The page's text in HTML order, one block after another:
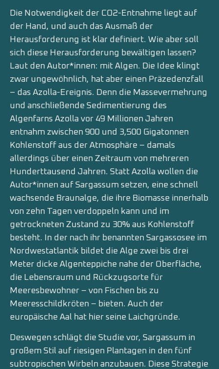
Die Notwendigkeit der CO2-Entnahme liegt auf
der Hand, und auch das Ausmaß der
Herausforderung ist klar definiert. Wie aber soll
sich diese Herausforderung bewältigen lassen?
Laut den Autor*innen: mit Algen. Die Idee klingt
zwar ungewöhnlich, hat aber einen Präzedenzfall
– das Azolla-Ereignis. Denn die Massevermehrung
und anschließende Sedimentierung des
Algenfarns Azolla vor 49 Millionen Jahren
entnahm zwischen 900 und 3,500 Gigatonnen
Kohlenstoff aus der Atmosphäre – damals
allerdings über einen Zeitraum von mehreren
Hunderttausend Jahren. Statt Azolla wollen die
Autor*innen auf Sargassum setzen, eine schnell
wachsende Braunalge, die ihre Biomasse innerhalb
von zehn Tagen verdoppeln kann und im
getrockneten Zustand zu 30% aus Kohlenstoff
besteht. In der nach ihr benannten Sargassosee im
Nordwestatlantik bildet die Alge zwei bis drei
Meter dicke Algenteppiche nahe der Oberfläche,
die Lebensraum und Rückzugsorte für
Meeresbewohner – von Fischen bis zu
Meeresschildkröten – bieten. Auch der
europäische Aal hat hier seine Laichgründe.
Deswegen schlägt die Studie vor, Sargassum in
großem Stil auf riesigen Plantagen in den fünf
subtropischen Wirbeln anzubauen. Diese Strategie